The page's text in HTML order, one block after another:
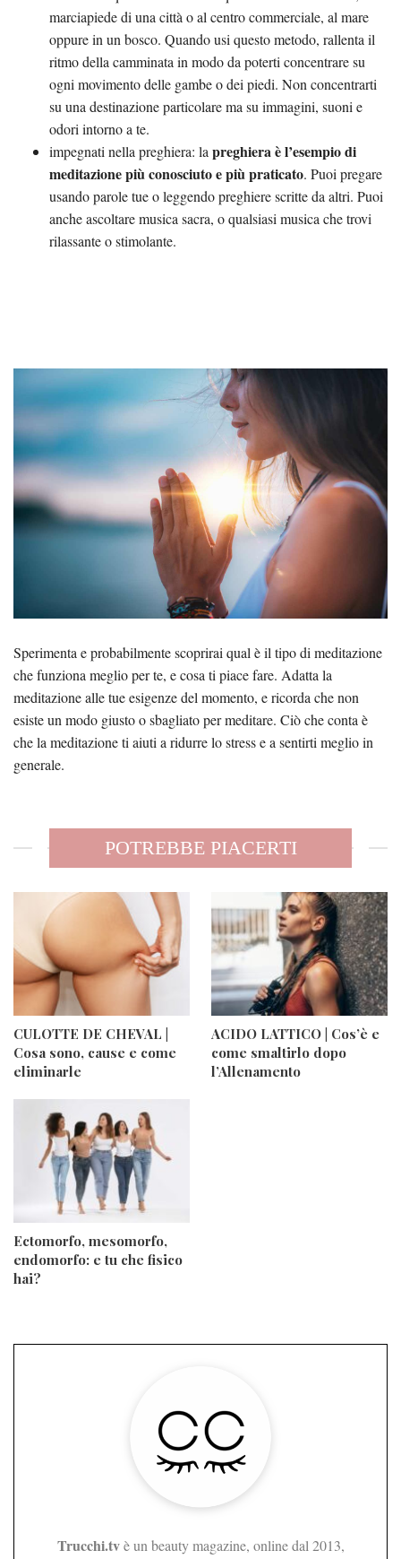
marciapiede di una città o al centro commerciale, al mare
oppure in un bosco. Quando usi questo metodo, rallenta il
ritmo della camminata in modo da poterti concentrare su
ogni movimento delle gambe o dei piedi. Non concentrarti
su una destinazione particolare ma su immagini, suoni e
odori intorno a te.
impegnati nella preghiera: la preghiera è l’esempio di
meditazione più conosciuto e più praticato. Puoi pregare
usando parole tue o leggendo preghiere scritte da altri. Puoi
anche ascoltare musica sacra, o qualsiasi musica che trovi
rilassante o stimolante.
Sperimenta e probabilmente scoprirai qual è il tipo di meditazione
che funziona meglio per te, e cosa ti piace fare. Adatta la
meditazione alle tue esigenze del momento, e ricorda che non
esiste un modo giusto o sbagliato per meditare. Ciò che conta è
che la meditazione ti aiuti a ridurre lo stress e a sentirti meglio in
generale.
POTREBBE PIACERTI
CULOTTE DE CHEVAL |
Cosa sono, cause e come
eliminarle
ACIDO LATTICO | Cos’è e
come smaltirlo dopo
l’Allenamento
Ectomorfo, mesomorfo,
endomorfo: e tu che fisico
hai?
Trucchi.tvè un beauty magazine, online dal 2013,